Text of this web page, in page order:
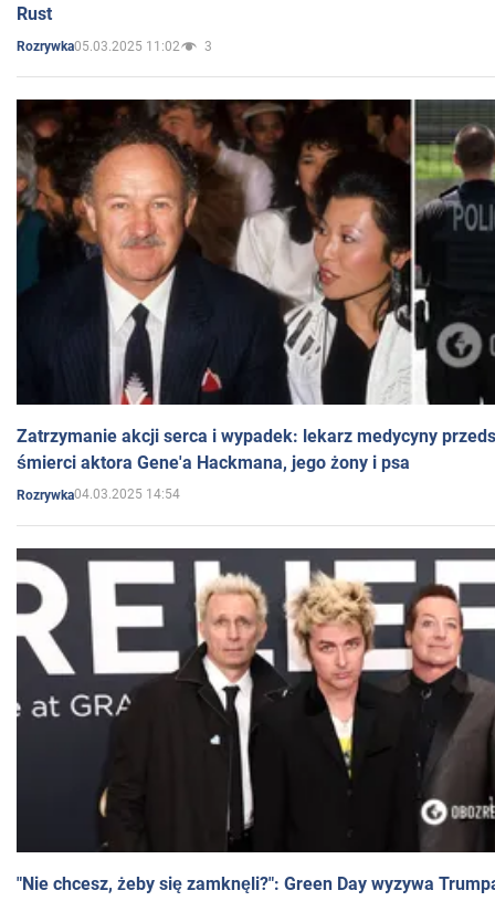
Rust
Rozrywka05.03.2025 11:02 3
Zatrzymanie akcji serca i wypadek: lekarz medycyny
śmierci aktora Gene'a Hackmana, jego żony i psa
Rozrywka04.03.2025 14:54
"Nie chcesz, żeby się zamknęli?": Green Day wyzywa